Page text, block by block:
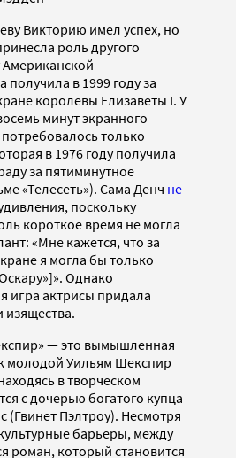
Викторию имел успех, но
роль другого
в 1999 году за
королевы Елизаветы I. У
минут экранного
только
в 1976 году получила
за пятиминутное
«Телесеть»). Сама Денч не
поскольку
короткое время не могла
«Мне кажется, что за
я могла бы только
Однако
игра актрисы придала
— это вымышленная
молодой Уильям Шекспир
в творческом
с дочерью богатого купца
(Гвинет Пэлтроу). Несмотря
барьеры, между
роман, который становится